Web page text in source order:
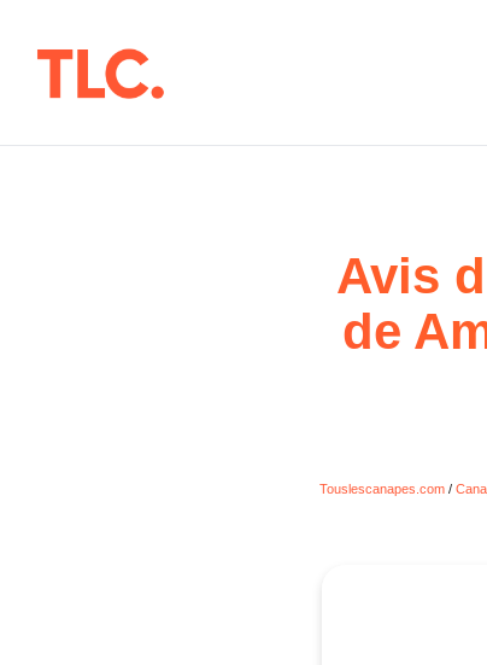
Avis
de
Touslescanapes.com /